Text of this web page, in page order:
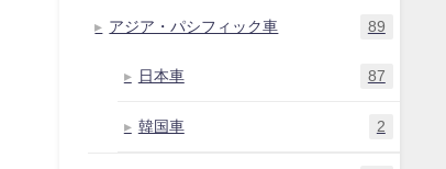
アジア・パシフィック車 89
日本車 87
韓国車 2